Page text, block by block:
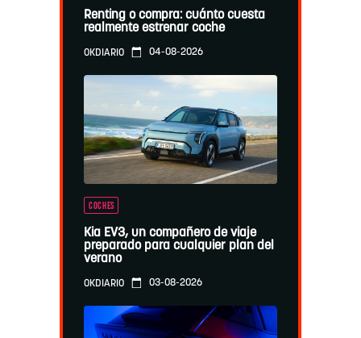
Renting o compra: cuánto cuesta
realmente estrenar coche
OKDIARIO 04-08-2026
COCHES
Kia EV3, un compañero de viaje
preparado para cualquier plan del
verano
OKDIARIO 03-08-2026